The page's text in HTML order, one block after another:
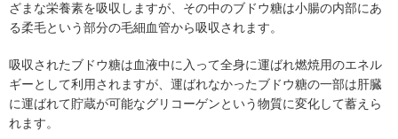
ざまな栄養素を吸収しますが、その中のブドウ糖は小腸の内部にあ
る柔毛という部分の毛細血管から吸収されます。
吸収されたブドウ糖は血液中に入って全身に運ばれ燃焼用のエネル
ギーとして利用されますが、運ばれなかったブドウ糖の一部は肝臓
に運ばれて貯蔵が可能なグリコーゲンという物質に変化して蓄えら
れます。